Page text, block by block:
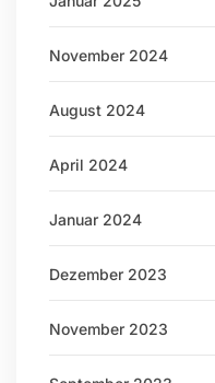
November 2024
August 2024
April 2024
Januar 2024
Dezember 2023
November 2023